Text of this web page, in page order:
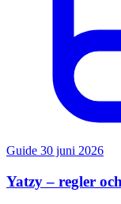
Guide 30 juni 2026
Yatzy – regler